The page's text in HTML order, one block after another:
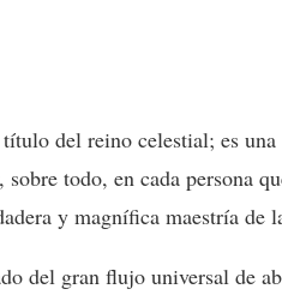
del reino celestial; es
todo, en cada persona
y magnífica maestría de
del gran flujo universal de